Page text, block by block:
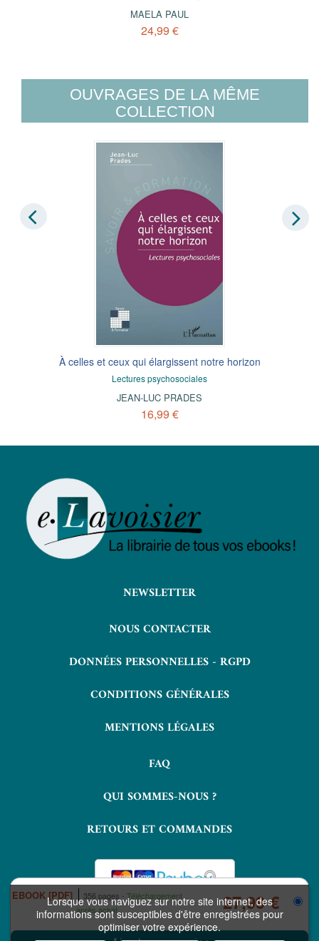
Lorsque vous naviguez sur notre site internet, des
informations sont susceptibles d'être enregistrées pour
optimiser votre expérience.
EBOOK [PDF] 356 pages
Téléchargement
après achat
27,99 €
MAELA PAUL
24,99 €
OUVRAGES DE LA MÊME
COLLECTION
À celles et ceux qui élargissent notre horizon
Lectures psychosociales
JEAN-LUC PRADES
16,99 €
NEWSLETTER
NOUS CONTACTER
DONNÉES PERSONNELLES - RGPD
CONDITIONS GÉNÉRALES
MENTIONS LÉGALES
FAQ
QUI SOMMES-NOUS ?
RETOURS ET COMMANDES
COPYRIGHT © 2026 LAVOISIER ET NUXOS PUBLISHING TECHNOLOGIES.